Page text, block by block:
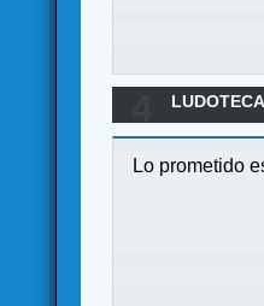
LUDOTECA
Lo prometido